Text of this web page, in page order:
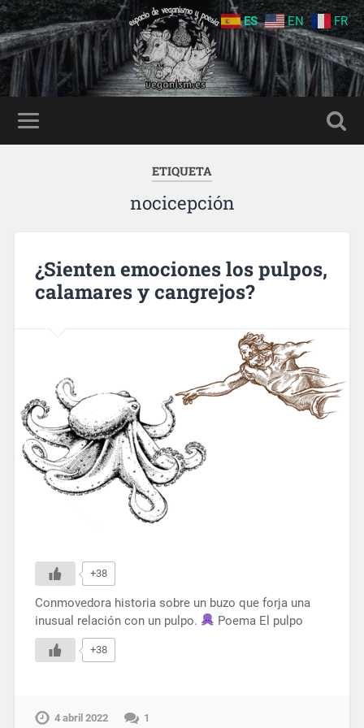
ETIQUETA
nocicepción
¿Sienten emociones los pulpos,
calamares y cangrejos?
+38
Conmovedora historia sobre un buzo que forja una
inusual relación con un pulpo.
Poema El pulpo
+38
4 abril 2022 1
ES EN FR